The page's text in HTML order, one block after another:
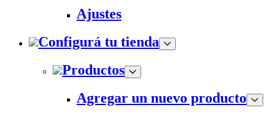
Ajustes
Configurá tu tienda
Productos
Agregar un nuevo producto